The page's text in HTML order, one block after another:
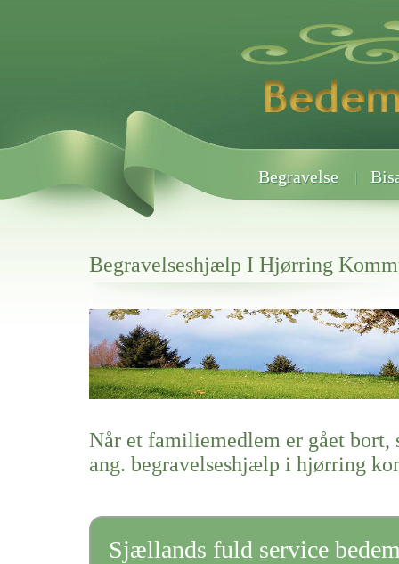
Begravelse
Begravelseshjælp I Hjørring
Her hos os får du altid en god afslutning når det gælder
Begravelseshjælp I Hjørring Kommune
vi hjælper i alle faser af begravelsel
Når et familiemedlem er gået bort,
ang. begravelseshjælp i hjørring
Sjællands fuld service